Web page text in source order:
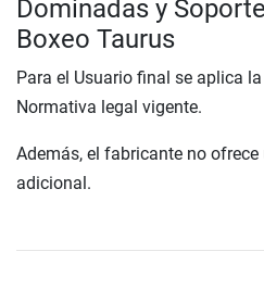
Dominadas y
Boxeo Taurus
Para el Usuario final se aplica
Normativa legal vigente.
Además, el fabricante no
adicional.